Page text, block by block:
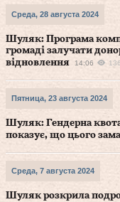
Среда, 28 августа 2024
Шуляк: Програма
громаді залучати
відновлення
14:06
Пятница, 23 августа 2024
Шуляк: Гендерна
показує, що цього
Среда, 7 августа 2024
Шуляк розкрила